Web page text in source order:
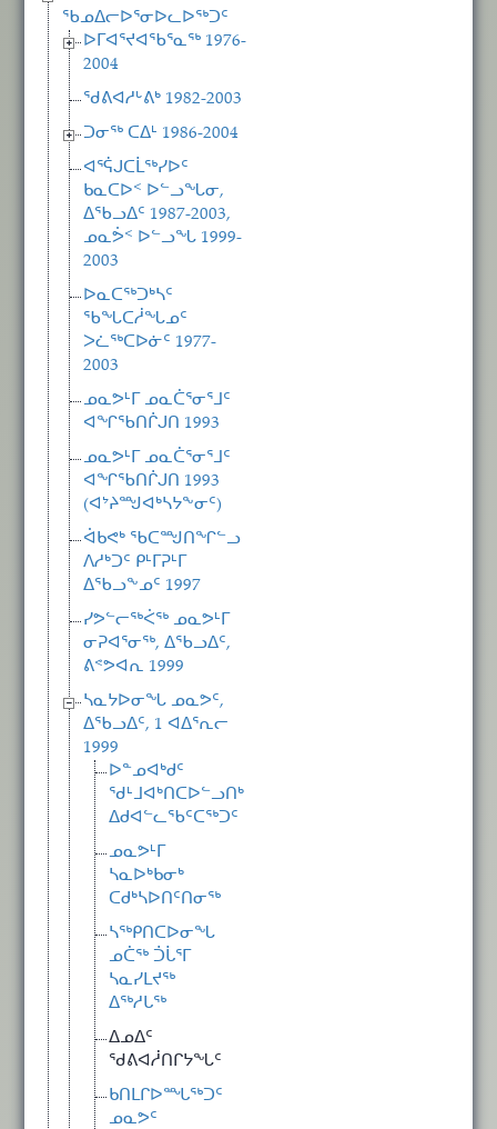
ᖃᓄᐃᓕᐅᕐᓂᐅᓚᐅᖅᑐᑦ
ᐅᒥᐊᕐᔪᐊᖃᕐᓇᖅ 1976-
2004
ᖁᕕᐊᓱᒡᕕᒃ 1982-2003
ᑐᓂᖅ ᑕᐃᒻ 1986-2004
ᐊᕐᕌᒍᑕᒫᖅᓯᐅᑦ
ᑲᓇᑕᐅᑉ ᐅᓪᓗᖓᓂ,
ᐃᖃᓗᐃᑦ 1987-2003,
ᓄᓇᕘᑉ ᐅᓪᓗᖓ 1999-
2003
ᐅᓇᑕᖅᑐᒃᓴᑦ
ᖃᖓᑕᓲᖓᓄᑦ
ᐳᓛᖅᑕᐅᓃᑦ 1977-
2003
ᓄᓇᕗᒻᒥ ᓄᓇᑖᕐᓂᕐᒧᑦ
ᐊᖏᖃᑎᒌᒍᑎ 1993
ᓄᓇᕗᒻᒥ ᓄᓇᑖᕐᓂᕐᒧᑦ
ᐊᖏᖃᑎᒌᒍᑎ 1993
(ᐊᔾᔨᙳᐊᒃᓴᔭᖕᓂᑦ)
ᐋᑲᕙᒃ ᖃᑕᙳᑎᖏᓪᓗ
ᐱᓱᒃᑐᑦ ᑭᒻᒥᕈᒻᒥ
ᐃᖃᓗᖕᓄᑦ 1997
ᓯᕗᓪᓕᖅᐹᖅ ᓄᓇᕗᒻᒥ
ᓂᕈᐊᕐᓂᖅ, ᐃᖃᓗᐃᑦ,
ᕕᕝᕗᐊᕆ 1999
ᓴᓇᔭᐅᓂᖓ ᓄᓇᕗᑦ,
ᐃᖃᓗᐃᑦ, 1 ᐊᐃᕐᕆᓕ
1999
ᐅᓐᓄᐊᒃᑯᑦ
ᖁᒻᒧᐊᒃᑎᑕᐅᓪᓗᑎᒃ
ᐃᑯᐊᓪᓚᖃᑦᑕᖅᑐᑦ
ᓄᓇᕗᒻᒥ
ᓴᓇᐅᒃᑲᓂᒃ
ᑕᑯᒃᓴᐅᑎᑦᑎᓂᖅ
ᓴᖅᑭᑎᑕᐅᓂᖓ
ᓄᑖᖅ ᑑᒑᕐᒥ
ᓴᓇᓯᒪᔪᖅ
ᐃᖅᓱᒐᖅ
ᐃᓄᐃᑦ
ᖁᕕᐊᓲᑎᒋᔭᖓᑦ
ᑲᑎᒪᒋᐅᙵᖅᑐᑦ
ᓄᓇᕗᑦ